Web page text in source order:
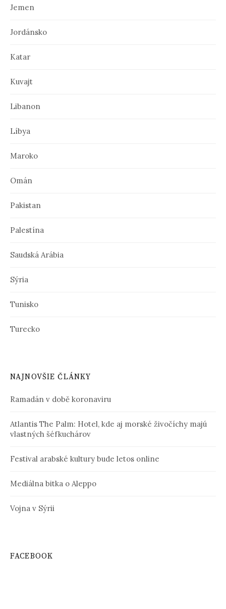
c
Jemen
Jordánsko
Katar
Kuvajt
Libanon
Líbya
Maroko
Omán
Pakistan
Palestína
Saudská Arábia
Sýria
Tunisko
Turecko
NAJNOVŠIE ČLÁNKY
Ramadán v době koronaviru
Atlantis The Palm: Hotel, kde aj morské živočíchy majú
vlastných šéfkuchárov
Festival arabské kultury bude letos online
Mediálna bitka o Aleppo
Vojna v Sýrii
FACEBOOK